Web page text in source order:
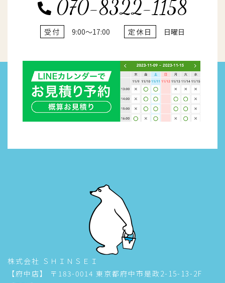
070-8322-1158
受付 9:00～17:00 定休日 日曜日
株式会社 ＳＨＩＮＳＥＩ
【府中店】 〒183-0014 東京都府中市是政2-15-13-2F